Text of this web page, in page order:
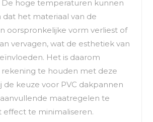
De hoge temperaturen kunnen
dat het materiaal van de
oorspronkelijke vorm verliest of
vervagen, wat de esthetiek van
Het is daarom
te houden met deze
de keuze voor PVC dakpannen
maatregelen te
effect te minimaliseren.